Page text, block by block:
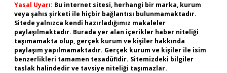
Yasal Uyarı: Bu internet sitesi, herhangi bir marka, kurum
veya şahıs şirketi ile hiçbir bağlantısı bulunmamaktadır.
Sitede yalnızca kendi hazırladığımız makaleler
paylaşılmaktadır. Burada yer alan içerikler haber niteliği
taşımamakta olup, gerçek kurum ve kişiler hakkında
paylaşım yapılmamaktadır. Gerçek kurum ve kişiler ile isim
benzerlikleri tamamen tesadüfidir. Sitemizdeki bilgiler
taslak halindedir ve tavsiye niteliği taşımazlar.